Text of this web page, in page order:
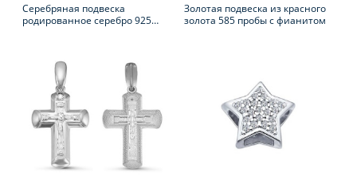
Серебряная подвеска
родированное серебро 925
Золотая подвеска из красного
золота 585 пробы с фианитом